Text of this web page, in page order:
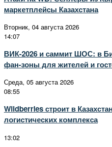
маркетплейсы Казахстана
Вторник, 04 августа 2026
14:07
ВИК-2026 и саммит ШОС: в
фан-зоны для жителей и
Среда, 05 августа 2026
08:55
Wildberries строит в
логистических комплекса
13:02